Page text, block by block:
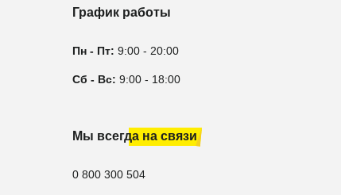
График работы
Пн - Пт: 9:00 - 20:00
Сб - Вс: 9:00 - 18:00
Мы всегда на связи
0 800 300 504